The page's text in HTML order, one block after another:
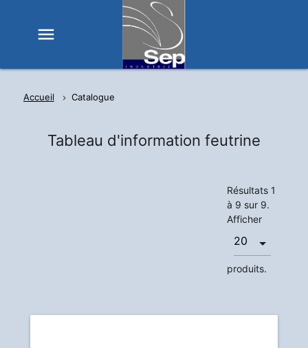
menu
Accueil Catalogue
Tableau d'information feutrine
Résultats 1
à 9 sur 9.
Afficher
produits.